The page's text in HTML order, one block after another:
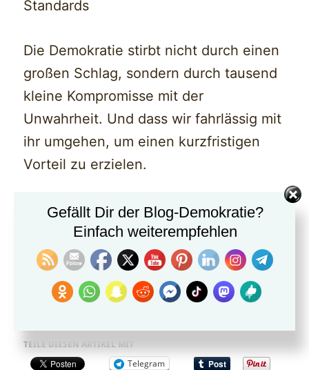
Standards
Die Demokratie stirbt nicht durch einen
großen Schlag, sondern durch tausend
kleine Kompromisse mit der
Unwahrheit. Und dass wir fahrlässig mit
ihr umgehen, um einen kurzfristigen
Vorteil zu erzielen.
#Demokratie
#Desinformation
#Verantwortung
#Medienkompetenz
#Zustimmung
TEILE DIESEN ARTIKEL MIT
Telegram
Gefällt Dir der Blog-Demokratie?
Einfach weiterempfehlen